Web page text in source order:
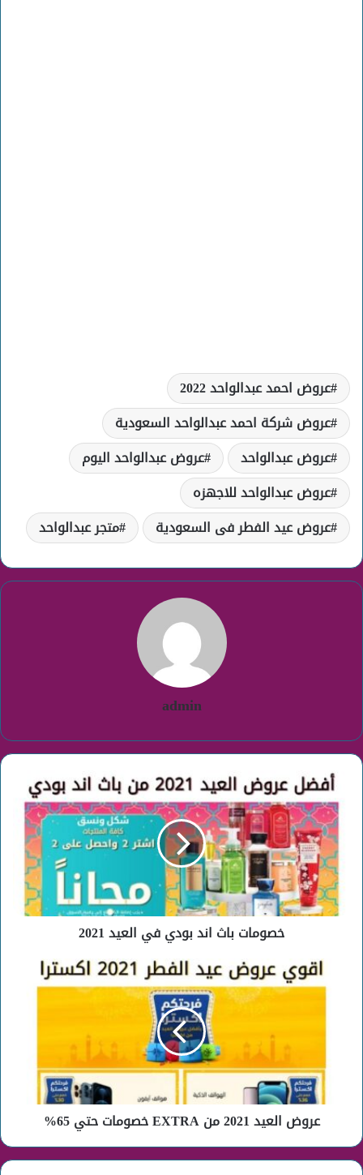
عروض احمد عبدالواحد 2022
عروض شركة احمد عبدالواحد السعودية
عروض عبدالواحد
عروض عبدالواحد اليوم
عروض عبدالواحد للاجهزه
عروض عيد الفطر فى السعودية
متجر عبدالواحد
admin
خصومات
اند
بودي
في
العيد
2021
خصومات باث اند بودي في العيد 2021
عروض العيد 2021 من EXTRA خصومات حتي 65%